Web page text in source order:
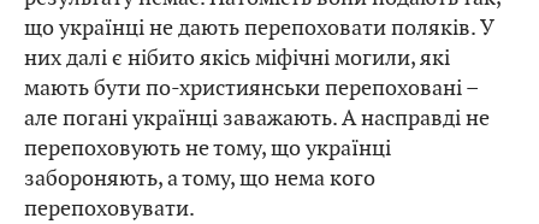
що українці не дають перепоховати поляків. У
них далі є нібито якісь міфічні могили, які
мають бути по-християнськи перепоховані –
але погані українці заважають. А насправді не
перепоховують не тому, що українці
забороняють, а тому, що нема кого
перепоховувати.